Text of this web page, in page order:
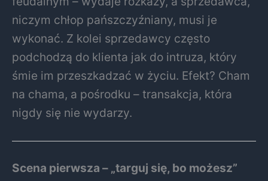
niczym chłop pańszczyźniany, musi je
wykonać. Z kolei sprzedawcy często
podchodzą do klienta jak do intruza, który
śmie im przeszkadzać w życiu. Efekt? Cham
na chama, a pośrodku – transakcja, która
nigdy się nie wydarzy.
Scena pierwsza – „targuj się, bo możesz”